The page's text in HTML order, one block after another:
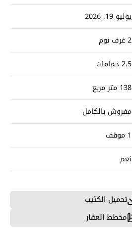
يوليو 19, 2026
2 غرف نوم
2.5 حمامات
138 متر مربع
مفروش بالكامل
1 موقف
نعم
تحميل الكتيب
مخطط العقار